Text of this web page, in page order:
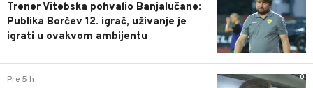
Trener Vitebska pohvalio Banjalučane:
Publika Borčev 12. igrač, uživanje je
igrati u ovakvom ambijentu
0
Pre 5 h